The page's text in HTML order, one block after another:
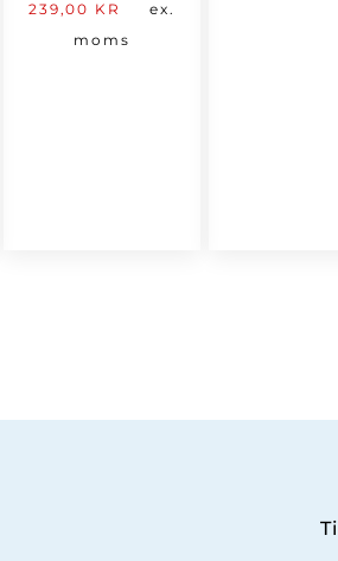
ursprungliga
239,00 KR
Det
ex.
moms